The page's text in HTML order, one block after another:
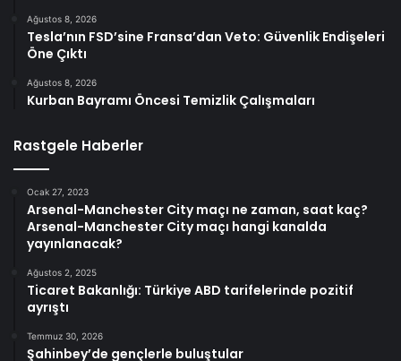
Ağustos 8, 2026
Tesla’nın FSD’sine Fransa’dan Veto: Güvenlik Endişeleri
Öne Çıktı
Ağustos 8, 2026
Kurban Bayramı Öncesi Temizlik Çalışmaları
Rastgele Haberler
Ocak 27, 2023
Arsenal-Manchester City maçı ne zaman, saat kaç?
Arsenal-Manchester City maçı hangi kanalda
yayınlanacak?
Ağustos 2, 2025
Ticaret Bakanlığı: Türkiye ABD tarifelerinde pozitif
ayrıştı
Temmuz 30, 2026
Şahinbey’de gençlerle buluştular